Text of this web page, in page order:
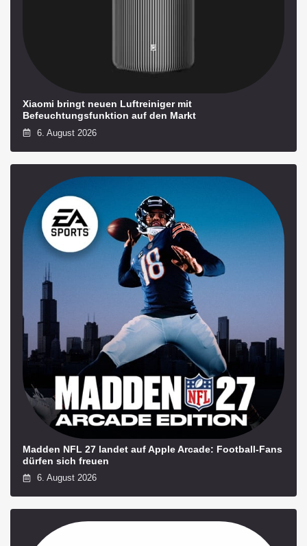
Xiaomi bringt neuen Luftreiniger mit
Befeuchtungsfunktion auf den Markt
6. August 2026
Madden NFL 27 landet auf Apple Arcade: Football-Fans
dürfen sich freuen
6. August 2026